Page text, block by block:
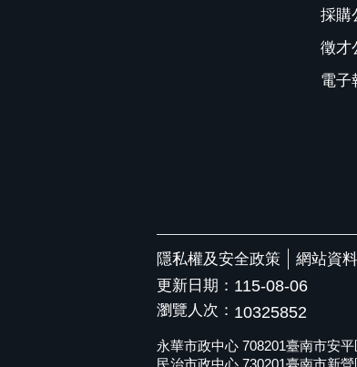
採購
徵才
電子
隱私權及安全政策 網站資
更新日期： 115-08-06
瀏覽人次： 10325852
永華市政中心 708201臺南市安
民治市政中心 730201臺南市新